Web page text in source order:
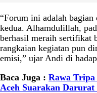
“Forum ini adalah
kedua. Alhamdulillah,
berhasil meraih sertifikat
rangkaian kegiatan pun
emisi,” ujar Andi di
Baca Juga : Rawa
Aceh Suarakan Darurat